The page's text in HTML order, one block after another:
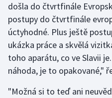
Moderní pětiboj
Motorsport
Olympijské hry
došla do čtvrtfinále
postupy do čtvrtfinále
úctyhodné. Plus ještě
ukázka práce a skvělá
toho aparátu, co ve Slavii
náhoda, je to opakované,"
"Možná si to teď ani